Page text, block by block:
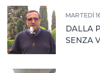
MARTEDÌ
DALLA
SENZA